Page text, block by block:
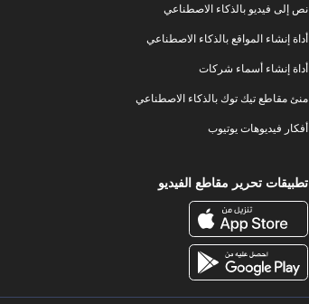
نص إلى فيديو بالذكاء الاصطناعي
أداة إنشاء المواقع بالذكاء الاصطناعي
أداة إنشاء أسماء شركات
منئ مقاطع تيك توك بالذكاء الاصطناعي
أفكار فيديوهات يوتيوب
تطبيقات تحرير مقاطع الفيديو